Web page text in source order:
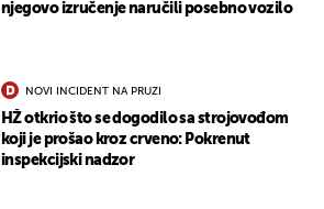
njegovo izručenje naručili posebno vozilo
NOVI INCIDENT NA PRUZI
HŽ otkrio što se dogodilo sa strojovođom
koji je prošao kroz crveno: Pokrenut
inspekcijski nadzor